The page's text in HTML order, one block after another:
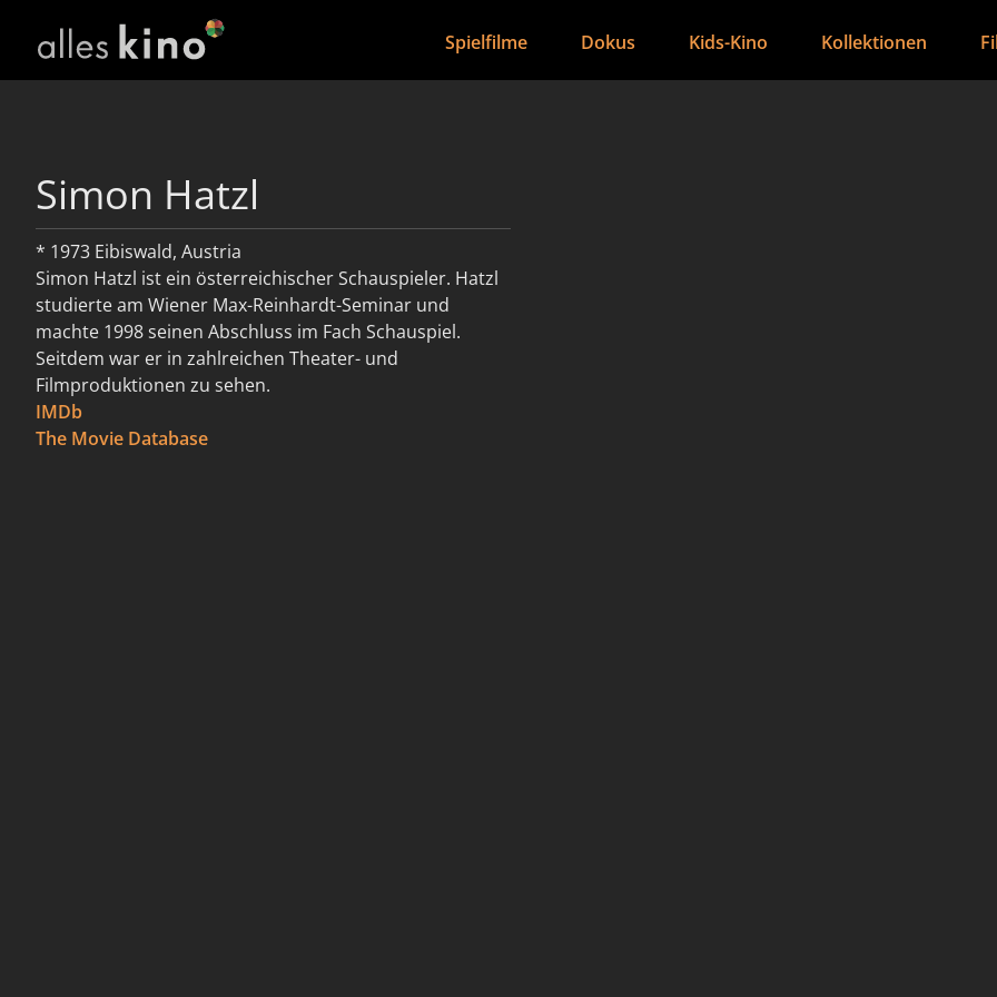
Spielfilme Dokus Kids-Kino Kollektionen
Simon Hatzl
* 1973 Eibiswald, Austria
Simon Hatzl ist ein österreichischer Schauspieler. Hatzl
studierte am Wiener Max-Reinhardt-Seminar und
machte 1998 seinen Abschluss im Fach Schauspiel.
Seitdem war er in zahlreichen Theater- und
Filmproduktionen zu sehen.
weiterlesen
IMDb
The Movie Database